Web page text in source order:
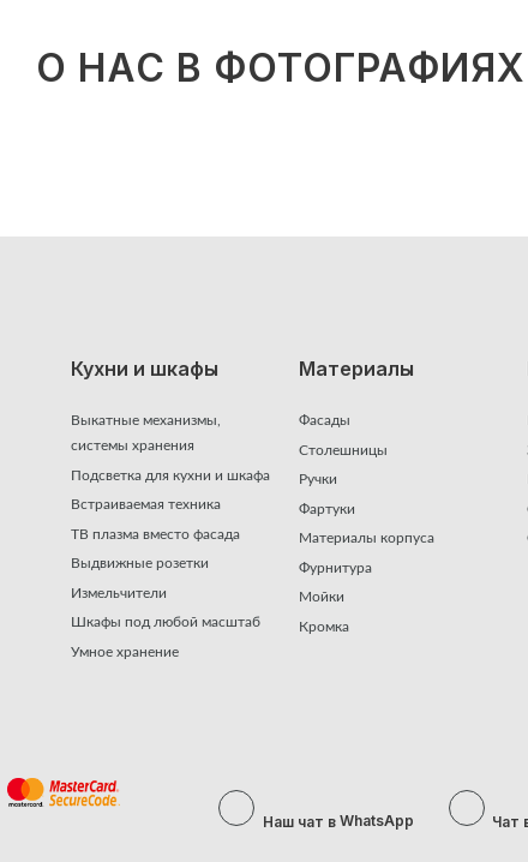
О НАС В ФОТОГРАФИЯХ
Кухни и шкафы
Выкатные механизмы,
системы хранения
Подсветка для кухни и шкафа
Встраиваемая техника
ТВ плазма вместо фасада
Выдвижные розетки
Измельчители
Шкафы под любой масштаб
Умное хранение
Материалы
Фасады
Столешницы
Ручки
Фартуки
Материалы корпуса
Фурнитура
Мойки
Кромка
Наш чат в WhatsApp Чат